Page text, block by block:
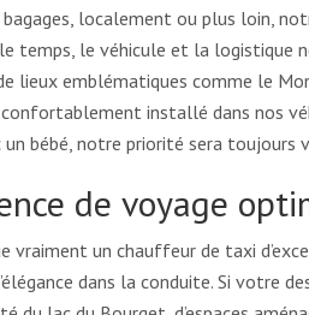
localement ou plus loin,
temps, le véhicule et la logistique
lieux emblématiques comme le
confortablement installé dans nos
un bébé, notre priorité sera
de voyage
vraiment un chauffeur de taxi
dans la conduite. Si votre